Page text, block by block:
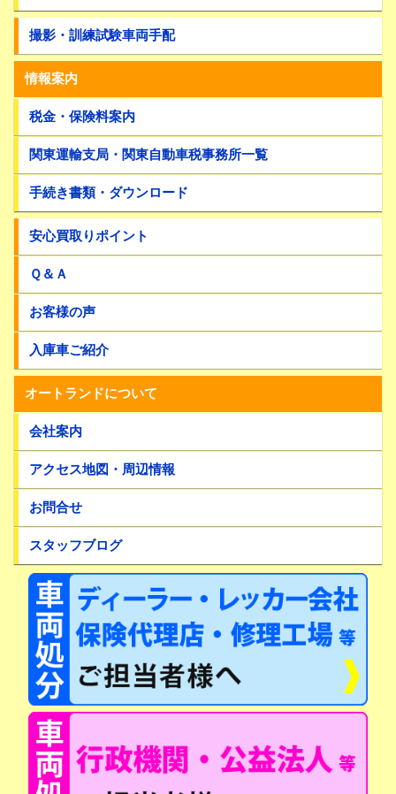
撮影・訓練試験車両手配
情報案内
税金・保険料案内
関東運輸支局・関東自動車税事務所一覧
手続き書類・ダウンロード
安心買取りポイント
Ｑ＆Ａ
お客様の声
入庫車ご紹介
オートランドについて
会社案内
アクセス地図・周辺情報
お問合せ
スタッフブログ